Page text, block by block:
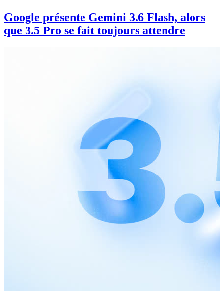
Google présente Gemini 3.6 Flash, alors
que 3.5 Pro se fait toujours attendre